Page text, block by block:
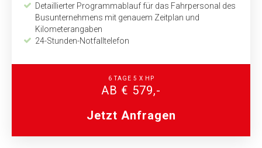
Detaillierter Programmablauf für das Fahrpersonal des
Busunternehmens mit genauem Zeitplan und
Kilometerangaben
24-Stunden-Notfalltelefon
6 TAGE 5 X HP
AB € 579,-
Jetzt Anfragen